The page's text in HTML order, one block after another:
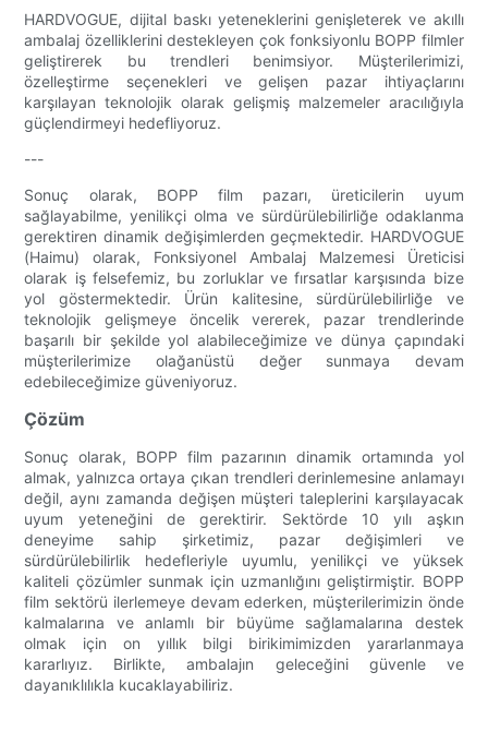
HARDVOGUE, dijital baskı yeteneklerini genişleterek ve akıllı
ambalaj özelliklerini destekleyen çok fonksiyonlu BOPP filmler
geliştirerek bu trendleri benimsiyor. Müşterilerimizi,
özelleştirme seçenekleri ve gelişen pazar ihtiyaçlarını
karşılayan teknolojik olarak gelişmiş malzemeler aracılığıyla
güçlendirmeyi hedefliyoruz.
---
Sonuç olarak, BOPP film pazarı, üreticilerin uyum
sağlayabilme, yenilikçi olma ve sürdürülebilirliğe odaklanma
gerektiren dinamik değişimlerden geçmektedir. HARDVOGUE
(Haimu) olarak, Fonksiyonel Ambalaj Malzemesi Üreticisi
olarak iş felsefemiz, bu zorluklar ve fırsatlar karşısında bize
yol göstermektedir. Ürün kalitesine, sürdürülebilirliğe ve
teknolojik gelişmeye öncelik vererek, pazar trendlerinde
başarılı bir şekilde yol alabileceğimize ve dünya çapındaki
müşterilerimize olağanüstü değer sunmaya devam
edebileceğimize güveniyoruz.
Çözüm
Sonuç olarak, BOPP film pazarının dinamik ortamında yol
almak, yalnızca ortaya çıkan trendleri derinlemesine anlamayı
değil, aynı zamanda değişen müşteri taleplerini karşılayacak
uyum yeteneğini de gerektirir. Sektörde 10 yılı aşkın
deneyime sahip şirketimiz, pazar değişimleri ve
sürdürülebilirlik hedefleriyle uyumlu, yenilikçi ve yüksek
kaliteli çözümler sunmak için uzmanlığını geliştirmiştir. BOPP
film sektörü ilerlemeye devam ederken, müşterilerimizin önde
kalmalarına ve anlamlı bir büyüme sağlamalarına destek
olmak için on yıllık bilgi birikimimizden yararlanmaya
kararlıyız. Birlikte, ambalajın geleceğini güvenle ve
dayanıklılıkla kucaklayabiliriz.